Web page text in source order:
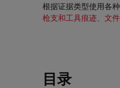
根据证据类型使用各
枪支和工具痕迹、文
目录